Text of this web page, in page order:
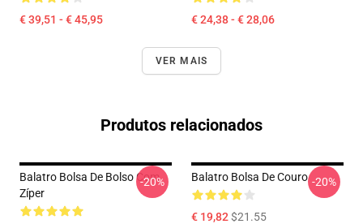
€ 39,51 - € 45,95 € 24,38 - € 28,06
VER MAIS
Produtos relacionados
Balatro Bolsa De Bolso Com
Zíper
-20% Balatro Bolsa De Couro
€ 19,82$21.55
-20%